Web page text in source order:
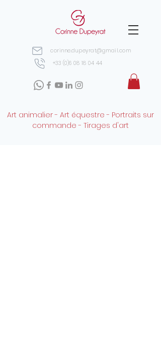
corinne.dupeyrat@gmail.com
+33 (0)6 08 18 04 44
Art animalier - Art équestre - Portraits sur
commande - Tirages d'art